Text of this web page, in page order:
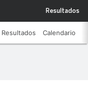
Resultados
Resultados Calendario